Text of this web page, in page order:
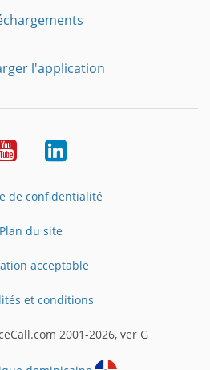
l'application
YouTubeLinkedIn
de confidentialité
Plan du site
acceptable
et conditions
2001-2026, ver G